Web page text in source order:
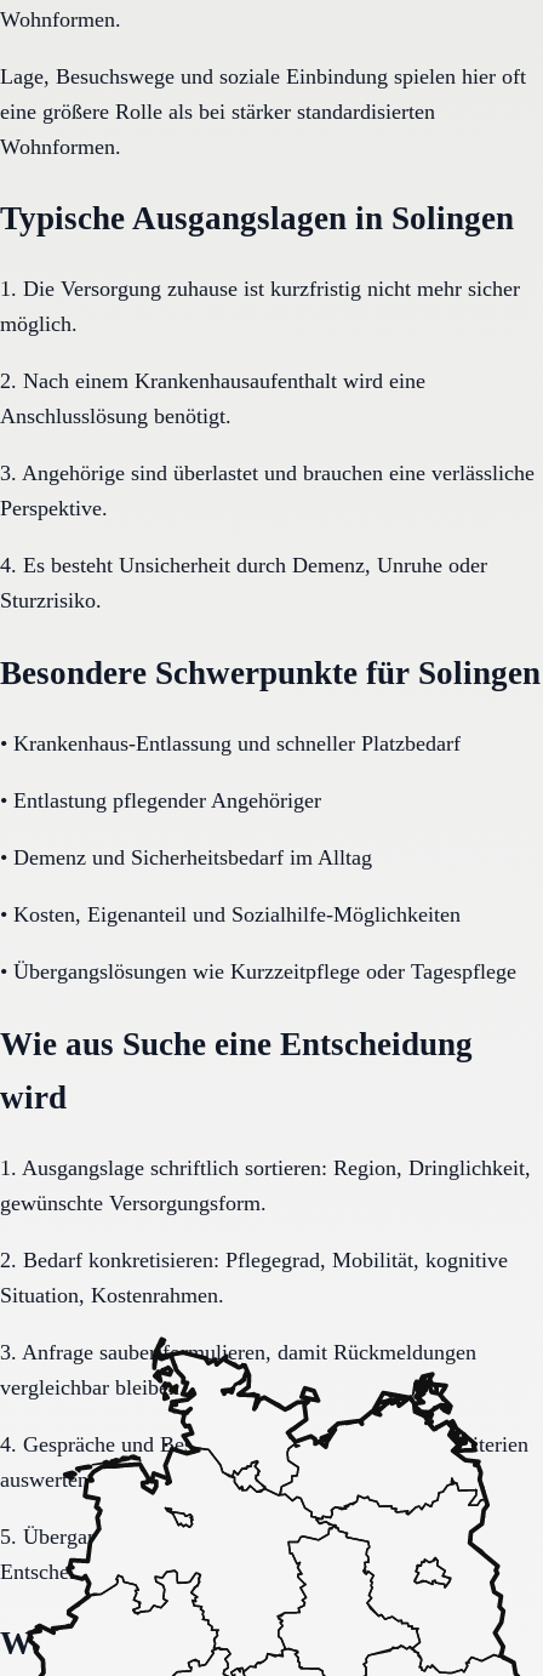
Wohnformen.
Lage, Besuchswege und soziale Einbindung spielen hier oft
eine größere Rolle als bei stärker standardisierten
Wohnformen.
Typische Ausgangslagen in Solingen
1. Die Versorgung zuhause ist kurzfristig nicht mehr sicher
möglich.
2. Nach einem Krankenhausaufenthalt wird eine
Anschlusslösung benötigt.
3. Angehörige sind überlastet und brauchen eine verlässliche
Perspektive.
4. Es besteht Unsicherheit durch Demenz, Unruhe oder
Sturzrisiko.
Besondere Schwerpunkte für Solingen
• Krankenhaus-Entlassung und schneller Platzbedarf
• Entlastung pflegender Angehöriger
• Demenz und Sicherheitsbedarf im Alltag
• Kosten, Eigenanteil und Sozialhilfe-Möglichkeiten
• Übergangslösungen wie Kurzzeitpflege oder Tagespflege
Wie aus Suche eine Entscheidung
wird
1. Ausgangslage schriftlich sortieren: Region, Dringlichkeit,
gewünschte Versorgungsform.
2. Bedarf konkretisieren: Pflegegrad, Mobilität, kognitive
Situation, Kostenrahmen.
3. Anfrage sauber formulieren, damit Rückmeldungen
vergleichbar bleiben.
4. Gespräche und Besichtigungen mit festen Muss-Kriterien
auswerten.
5. Übergang, Kommunikation und Kosten vor der
Entscheidung vollständig klären.
Welche Fragen den Unterschied